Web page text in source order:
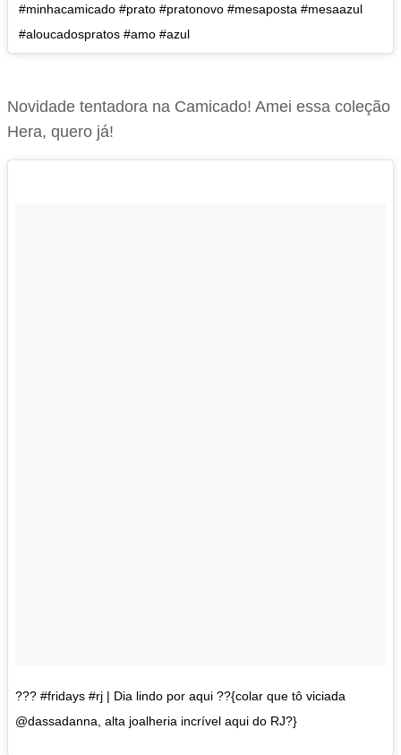
#minhacamicado #prato #pratonovo #mesaposta #mesaazul
#aloucadospratos #amo #azul
Novidade tentadora na Camicado! Amei essa coleção
Hera, quero já!
??? #fridays #rj | Dia lindo por aqui ??{colar que tô viciada
@dassadanna, alta joalheria incrível aqui do RJ?}